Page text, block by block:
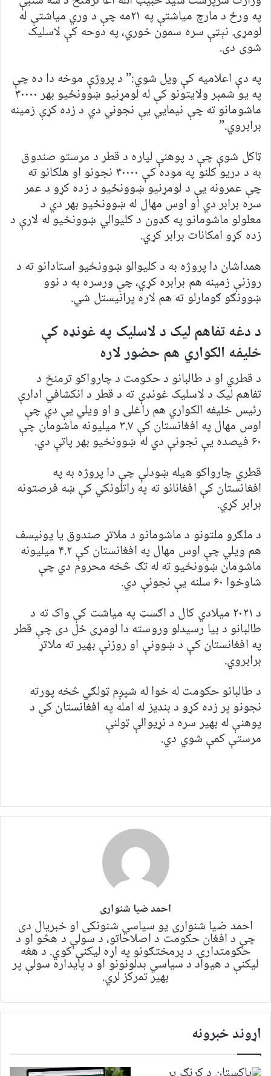
په ورځ د مارچ مياشتې په ۲۱مه چې د وري مياشتې له
لومړۍ نېټې سره سمون خوري، په دوحه کې لاسلیک
شوی دی.
په دې اعلامیه کې ویل شوي:” د پروژې موخه دا ده چې
په یو شمېر ولایتونو کې له لومړنیو ښوونځیو بهر ۳۰۰۰۰
ماشومانو ته چې نیمايي یې نجوني دي د زده کړې زمينه
برابروي.”
ټاکل شوې چې د پوهنې لپاره د قطر د مرستو صندوق
به د دریو کلنو په موده کې ۳۰۰۰۰ نجونو او هلکانو ته
چې عمرونه یې د لومړنیو ښوونځیو د زده کړو د عمر
سره برابر دي او اوس مهال له ښوونځیو بهر دي د
معلولو ماشومانو په ګډون د کلیوالي ښوونځیو له لارې د
زده کړو امکانات برابر کړي.
همداشان دا پروژه به د کلیوالو ښوونځیو استادانو ته د
روزنې زمینه هم برابره کړي، چې ورسره به د نوو
ښوونګو ګومارلو ته هم لاره پرانیستل شي.
د دغه تفاهم ليک د لاسليک په غونډه کې
خليفه الکواري هم حضور لاره
د قطري او د طالبانو د حکومت د چارواکو ترمنځ د
تفاهم لیک د لاسلیک غونډې ته د قطر د انکشافي ادارې
رئیس خلیفه الکواري هم راغلی و او ویلي یې دي چې
اوس مهال په افغانستان کې ۳.۷ میلیونه ماشومان چې
۶۰ فیصده یې نجونې دي له ښوونځیو بهر پاتې دي.
قطري چارواکو هیله ښودلې چې دا پروژه به په
افغانستان کې افغانانو ته په راتلونکي کې ښه فرصتونه
برابر کړي.
د ملګرو ملتونو د ماشومانو د ملاتړ صندوق یا یونیسف
هم ویلي چې اوس مهال په افغانستان کې ۴.۲ میلیونه
ماشومان ښوونځيو ته له تګ څخه محروم دي چې
شاوخوا ۶۰ سلنه یې نجونې دي.
د ۲۰۲۱ میلادي کال د اګسټ په میاشت کې واک ته د
طالبانو د بیا رسیدلو وروسته دا لومړی ځل دی چې قطر
په افغانستان کې د ښوونې او روزنې بهیر ته ملاتړ
برابروي.
د طالبانو حکومت له خوا له شپږم ټولګي څخه پورته
نجونو پر زده کړو د بندیز له امله په افغانستان کې د
پوهنې له بهیر سره د نړیوالې ټولنې
مرستې کمې شوي دي.
احمد ضیا شنواری
احمد ضیا شنواری یو سياسي شنونکی او خبریال دی
چې د افغان حکومت د اصلاحاتو، د سولې د هڅو او د
حکومتدارۍ د پرمختګونو په اړه لیکنې کوي. د هغه
لیکنې د هیواد د سیاسي بدلونونو او د پایداره سولې پر
بهیر تمرکز لري.
اړوند خبرونه